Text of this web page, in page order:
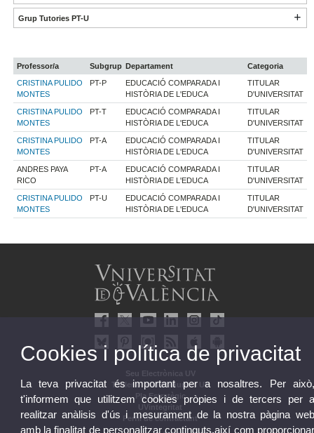
Grup Tutories PT-U
Professor/a Subgrup Departament
Categoria
CRISTINA PULIDO
MONTES
PT-P
EDUCACIÓ COMPARADA I
HISTÒRIA DE L'EDUCA
TITULAR
D'UNIVERSITAT
CRISTINA PULIDO
MONTES
PT-T
EDUCACIÓ COMPARADA I
HISTÒRIA DE L'EDUCA
TITULAR
D'UNIVERSITAT
CRISTINA PULIDO
MONTES
PT-A
EDUCACIÓ COMPARADA I
HISTÒRIA DE L'EDUCA
TITULAR
D'UNIVERSITAT
ANDRES PAYA
RICO
PT-A
EDUCACIÓ COMPARADA I
HISTÒRIA DE L'EDUCA
TITULAR
D'UNIVERSITAT
CRISTINA PULIDO
MONTES
PT-U
EDUCACIÓ COMPARADA I
HISTÒRIA DE L'EDUCA
TITULAR
D'UNIVERSITAT
Seu Electrònica UV
Tauler oficial d'anuncis UV
Pla Estratègic
UVintegritat
Perfil de contractant
Cookies i política de privacitat
La teva privacitat és important per a nosaltres. Per
t'informem que utilitzem cookies pròpies i de tercers per
realitzar anàlisis d'ús i mesurament de la nostra pàgina
amb la finalitat de personalitzar continguts,així com